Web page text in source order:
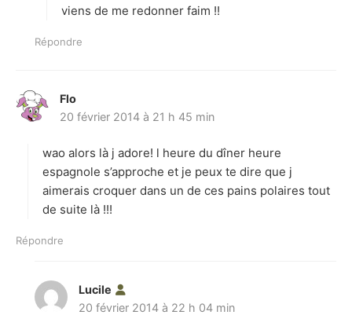
viens de me redonner faim !!
Répondre
Flo
i
:
20 février 2014 à 21 h 45 min
wao alors là j adore! l heure du dîner heure
espagnole s’approche et je peux te dire que j
aimerais croquer dans un de ces pains polaires tout
de suite là !!!
Répondre
Lucile
20 février 2014 à 22 h 04 min